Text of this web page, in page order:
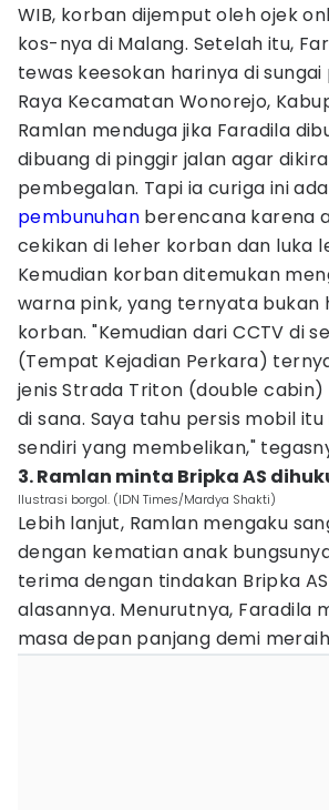
WIB, korban dijemput oleh ojek
kos-nya di Malang. Setelah itu,
tewas keesokan harinya di
Raya Kecamatan Wonorejo,
Ramlan menduga jika Faradila
dibuang di pinggir jalan agar
pembegalan. Tapi ia curiga ini
pembunuhan berencana karena
cekikan di leher korban dan luka
Kemudian korban ditemukan
warna pink, yang ternyata bukan
korban. "Kemudian dari CCTV di
(Tempat Kejadian Perkara)
jenis Strada Triton (double
di sana. Saya tahu persis mobil
sendiri yang membelikan,"
3. Ramlan minta Bripka AS
Ilustrasi borgol. (IDN Times/Mardya Shakti)
Lebih lanjut, Ramlan mengaku
dengan kematian anak
terima dengan tindakan Bripka
alasannya. Menurutnya, Faradila
masa depan panjang demi